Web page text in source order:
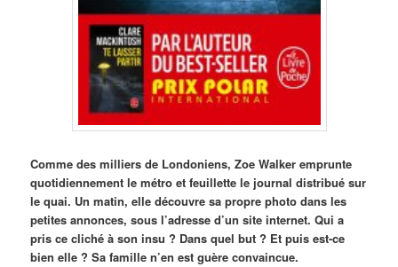
Comme des milliers de Londoniens, Zoe Walker emprunte
quotidiennement le métro et feuillette le journal distribué sur
le quai. Un matin, elle découvre sa propre photo dans les
petites annonces, sous l’adresse d’un site internet. Qui a
pris ce cliché à son insu ? Dans quel but ? Et puis est-ce
bien elle ? Sa famille n’en est guère convaincue.